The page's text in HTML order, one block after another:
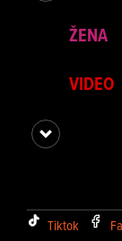
ŽENA
VIDEO
Tiktok